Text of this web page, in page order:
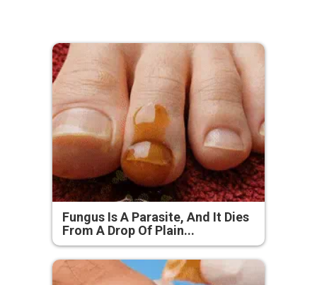
Fungus Is A Parasite, And It Dies
From A Drop Of Plain...